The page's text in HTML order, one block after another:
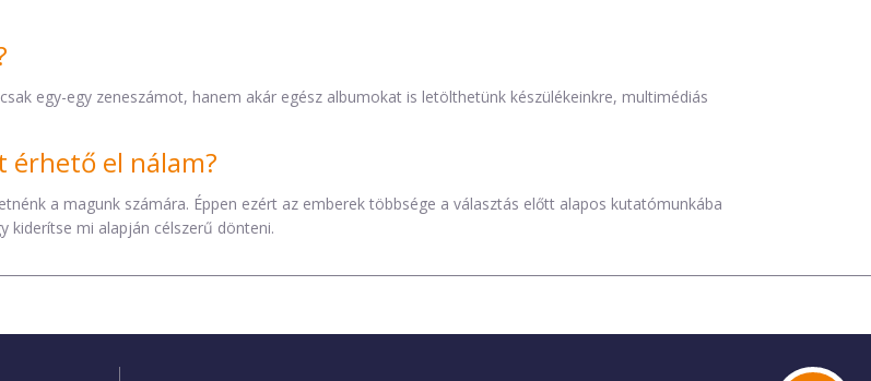
egy-egy zeneszámot, hanem akár egész albumokat is letölthetünk készülékeinkre, multimédiás
el nálam?
a magunk számára. Éppen ezért az emberek többsége a választás előtt alapos kutatómunkába
kiderítse mi alapján célszerű dönteni.